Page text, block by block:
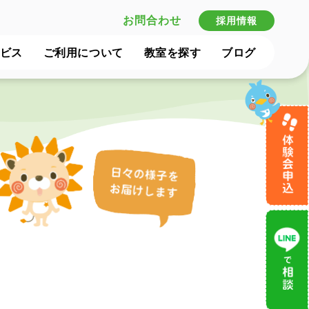
お問合わせ 採用情報
ス ご利用について 教室を探す ブログ